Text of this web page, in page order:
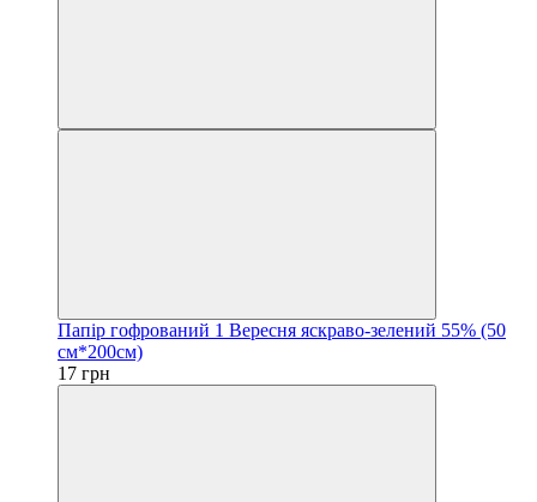
Папір гофрований 1 Вересня яскраво-зелений 55% (50
см*200см)
17 грн